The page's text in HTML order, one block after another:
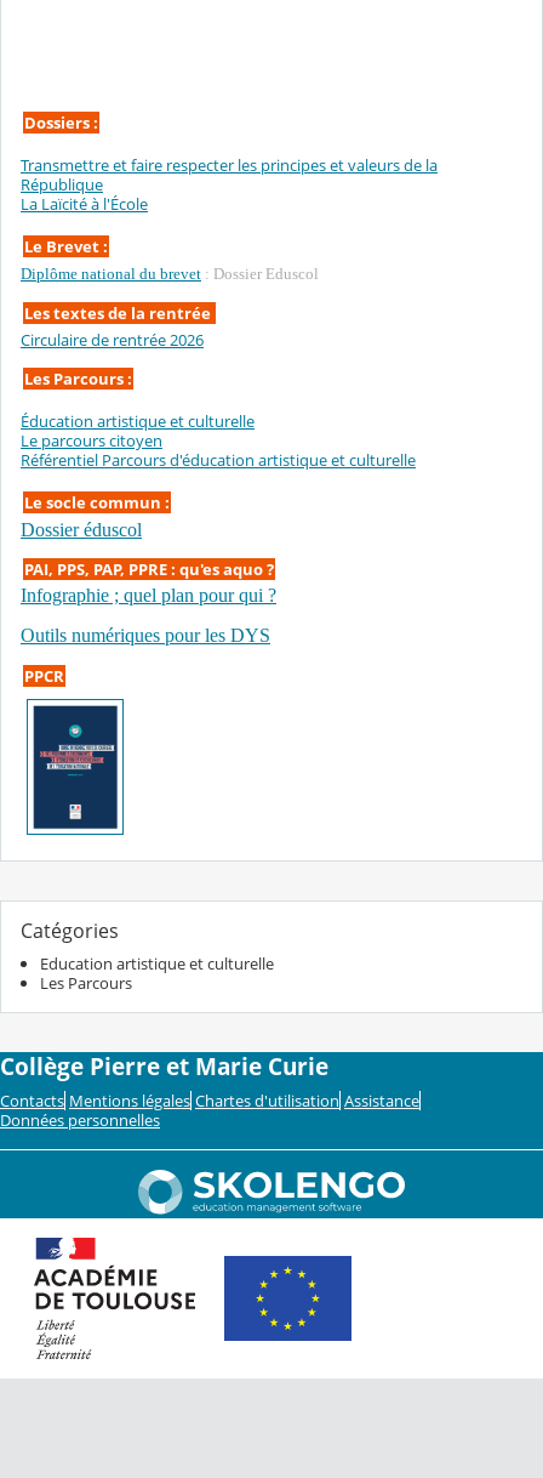
Dossiers :
Transmettre et faire respecter les principes et valeurs de la
République
La Laïcité à l'École
Le Brevet :
Diplôme national du brevet : Dossier Eduscol
Les textes de la rentrée
Circulaire de rentrée 2026
Les Parcours :
Éducation artistique et culturelle
Le parcours citoyen
Référentiel Parcours d'éducation artistique et culturelle
Le socle commun :
Dossier éduscol
PAI, PPS, PAP, PPRE : qu'es aquo ?
Infographie ; quel plan pour qui ?
Outils numériques pour les DYS
PPCR
Catégories
Education artistique et culturelle
Les Parcours
Collège Pierre et Marie Curie
Contacts Mentions légales Chartes d'utilisation Assistance
Données personnelles